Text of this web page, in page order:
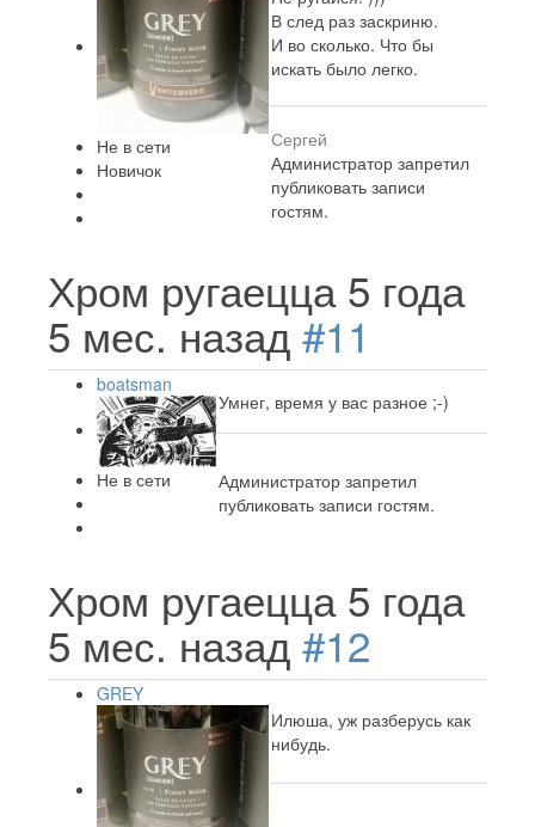
Не в сети
Новичок
В след раз заскриню.
И во сколько. Что бы
искать было легко.
Сергей
Администратор запретил
публиковать записи
гостям.
Хром ругаецца 5 года
5 мес. назад #11
boatsman
Не в сети
Умнег, время у вас разное ;-)
Администратор запретил
публиковать записи гостям.
Хром ругаецца 5 года
5 мес. назад #12
GREY
Илюша, уж разберусь как
нибудь.